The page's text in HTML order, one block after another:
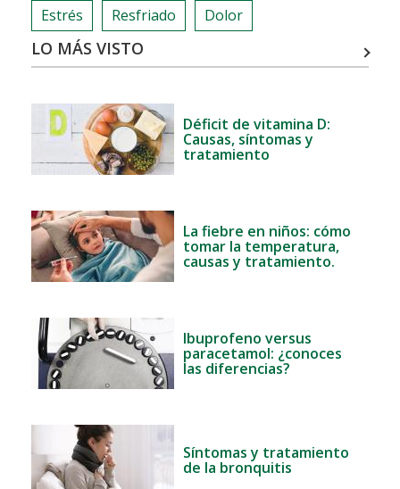
AÑO
CON
VITALIDAD
Estrés Resfriado Dolor
LO MÁS VISTO
Déficit de vitamina D:
Causas, síntomas y
tratamiento
La fiebre en niños: cómo
tomar la temperatura,
causas y tratamiento.
Ibuprofeno versus
paracetamol: ¿conoces
las diferencias?
Síntomas y tratamiento
de la bronquitis